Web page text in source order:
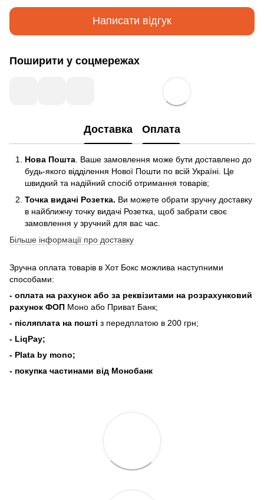
Написати відгук
Поширити у соцмережах
Доставка Оплата
Нова Пошта . Ваше замовлення може бути доставлено до
будь-якого відділення Нової Пошти по всій Україні. Це
швидкий та надійний спосіб отримання товарів;
Точка видачі Розетка. Ви можете обрати зручну доставку
в найближчу точку видачі Розетка, щоб забрати своє
замовлення у зручний для вас час.
Більше інформації про доставку
Зручна оплата товарів в Хот Бокс можлива наступними
способами:
- оплата на рахунок або за реквізитами на розрахунковий
рахунок ФОП Моно або Приват Банк;
- післяплата на пошті з передплатою в 200 грн;
- LiqPay;
- Plata by mono;
- покупка частинами від Монобанк